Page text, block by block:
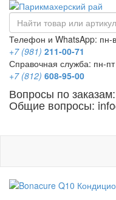
Телефон и WhatsApp: пн-
+7 (981) 211-00-71
Справочная служба: пн-
+7 (812) 608-95-00
Вопросы по
Общие вопросы: